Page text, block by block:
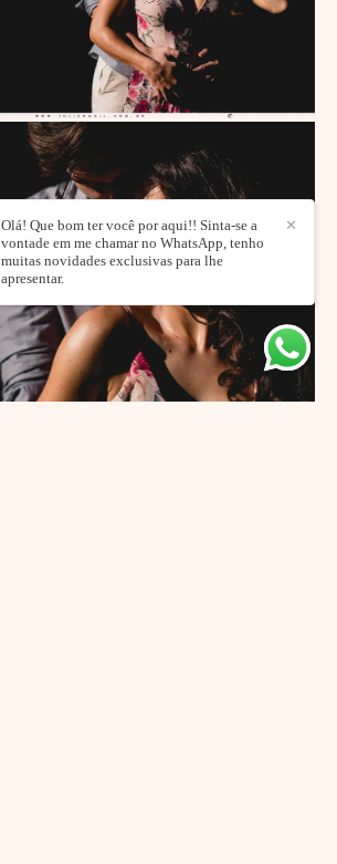
✕
Olá! Que bom ter você por aqui!! Sinta-se a
vontade em me chamar no WhatsApp, tenho
muitas novidades exclusivas para lhe
apresentar.